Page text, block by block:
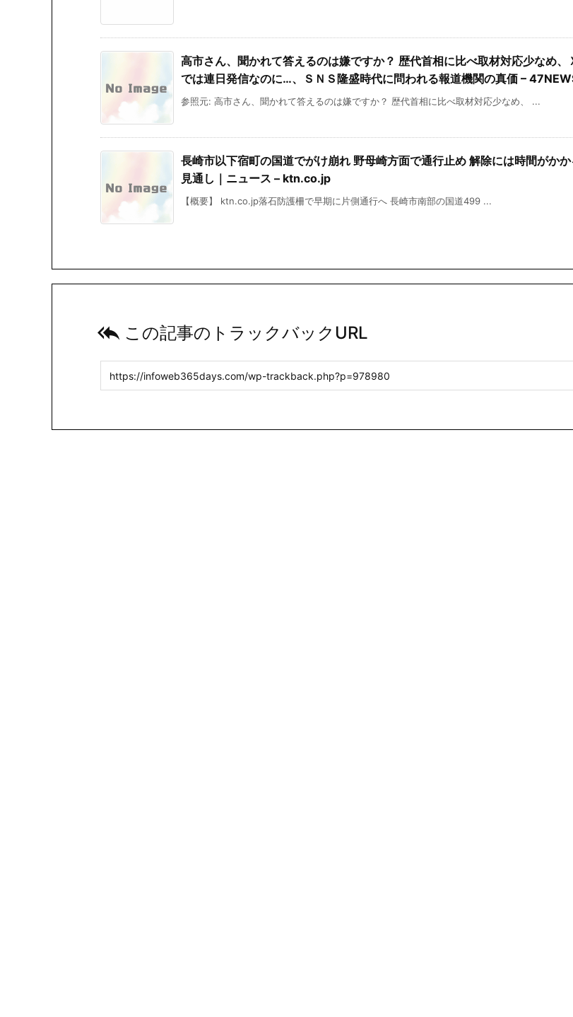
高市さん、聞かれて答えるのは嫌ですか？ 歴代首相に比べ取材対応少なめ、
では連日発信なのに…、ＳＮＳ隆盛時代に問われる報道機関の真価 –
参照元: 高市さん、聞かれて答えるのは嫌ですか？ 歴代首相に比べ取材対応少なめ、 ...
長崎市以下宿町の国道でがけ崩れ 野母崎方面で通行止め 解除には時間がかか
見通し｜ニュース – ktn.co.jp
【概要】 ktn.co.jp落石防護柵で早期に片側通行へ 長崎市南部の国道499 ...
 この記事のトラックバックURL